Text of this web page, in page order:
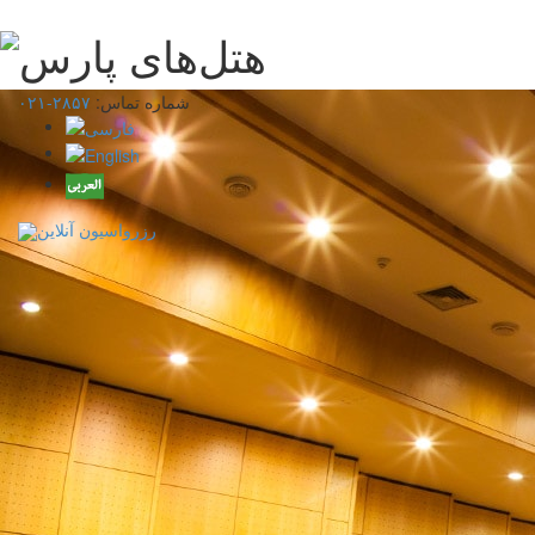
شماره تماس: ۲۸۵۷-۰۲۱
رزرواسیون آنلاین